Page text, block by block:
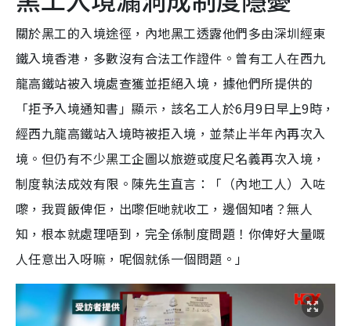
關於黑工的入境途徑，內地黑工透露他們多由深圳經東
鐵入境香港，多數沒有合法工作證件。曾有工人在西九
龍高鐵站被入境處查獲並拒絕入境，據他們所提供的
「拒予入境通知書」顯示，該名工人於6月9日早上9時，
經西九龍高鐵站入境時被拒入境，並禁止半年內再次入
境。但仍有不少黑工企圖以旅遊或度尺名義再次入境，
制度執法成效有限。陳先生直言：「（內地工人）入咗
嚟，我買飯俾佢，出嚟佢哋就收工，邊個知啫？無人
知，根本就處理唔到，完全係制度問題！你俾好大量嘅
人任意出入呀嘛，呢個就係一個問題。」